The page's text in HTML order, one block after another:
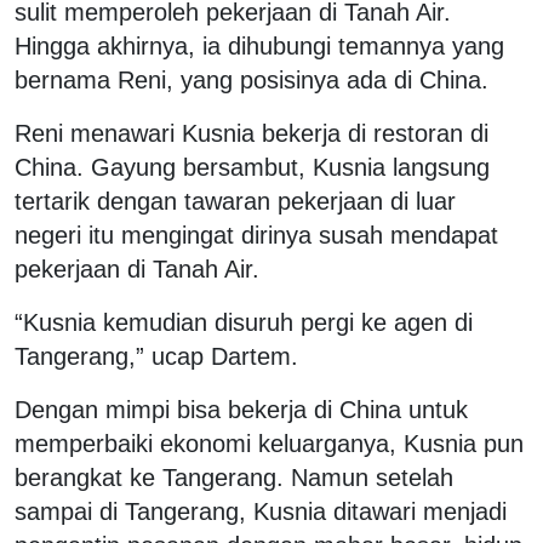
sulit memperoleh pekerjaan di Tanah Air.
Hingga akhirnya, ia dihubungi temannya yang
bernama Reni, yang posisinya ada di China.
Reni menawari Kusnia bekerja di restoran di
China. Gayung bersambut, Kusnia langsung
tertarik dengan tawaran pekerjaan di luar
negeri itu mengingat dirinya susah mendapat
pekerjaan di Tanah Air.
“Kusnia kemudian disuruh pergi ke agen di
Tangerang,” ucap Dartem.
Dengan mimpi bisa bekerja di China untuk
memperbaiki ekonomi keluarganya, Kusnia pun
berangkat ke Tangerang. Namun setelah
sampai di Tangerang, Kusnia ditawari menjadi